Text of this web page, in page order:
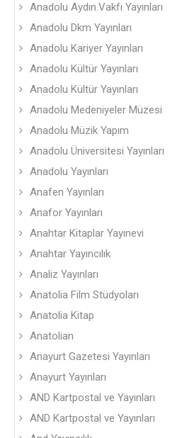
Anadolu Aydın.Vakfı Yayınları
Anadolu Dkm Yayınları
Anadolu Kariyer Yayınları
Anadolu Kültür Yayınları
Anadolu Kültür Yayınları
Anadolu Medeniyeler Müzesi
Anadolu Müzik Yapım
Anadolu Üniversitesi Yayınları
Anadolu Yayınları
Anafen Yayınları
Anafor Yayınları
Anahtar Kitaplar Yayınevi
Anahtar Yayıncılık
Analiz Yayınları
Anatolia Film Stüdyoları
Anatolia Kitap
Anatolian
Anayurt Gazetesi Yayınları
Anayurt Yayınları
AND Kartpostal ve Yayınları
AND Kartpostal ve Yayınları